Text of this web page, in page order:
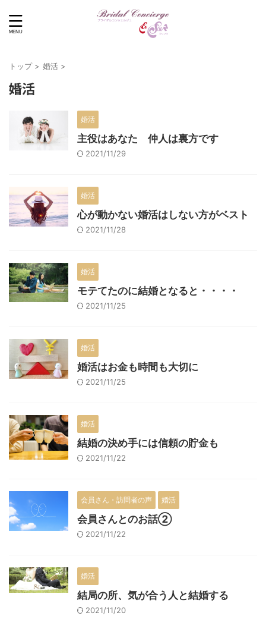
トップ> 婚活 >
婚活
婚活
主役はあなた 仲人は裏方です
2021/11/29
婚活
心が動かない婚活はしない方がベスト
2021/11/28
婚活
モテてたのに結婚となると・・・・
2021/11/25
婚活
婚活はお金も時間も大切に
2021/11/25
婚活
結婚の決め手には信頼の貯金も
2021/11/22
会員さん・訪問者の声 婚活
会員さんとのお話②
2021/11/22
婚活
結局の所、気が合う人と結婚する
2021/11/20